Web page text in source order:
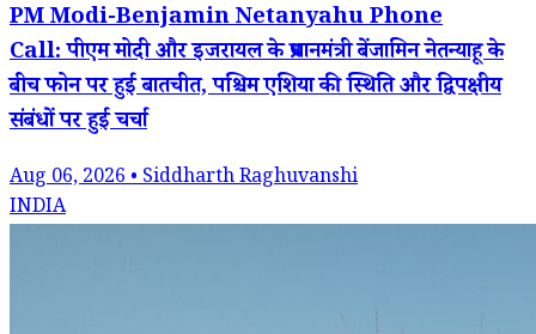
PM Modi-Benjamin Netanyahu Phone
Call: पीएम मोदी और इजरायल के प्रधानमंत्री बेंजामिन नेतन्याहू के
बीच फोन पर हुई बातचीत, पश्चिम एशिया की स्थिति और द्विपक्षीय
संबंधों पर हुई चर्चा
Aug 06, 2026 • Siddharth Raghuvanshi
INDIA